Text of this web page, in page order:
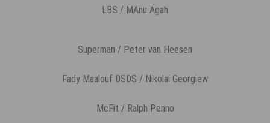
LBS / MAnu Agah
Superman / Peter van Heesen
Fady Maalouf DSDS / Nikolai Georgiew
McFit / Ralph Penno